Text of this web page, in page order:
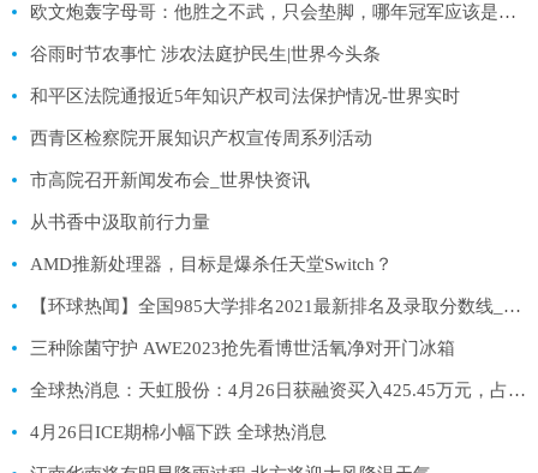
欧文炮轰字母哥：他胜之不武，只会垫脚，哪年冠军应该是我们的|天天热资讯
谷雨时节农事忙 涉农法庭护民生|世界今头条
和平区法院通报近5年知识产权司法保护情况-世界实时
西青区检察院开展知识产权宣传周系列活动
市高院召开新闻发布会_世界快资讯
从书香中汲取前行力量
AMD推新处理器，目标是爆杀任天堂Switch？
【环球热闻】全国985大学排名2021最新排名及录取分数线_校友会、软科、QS
三种除菌守护 AWE2023抢先看博世活氧净对开门冰箱
全球热消息：天虹股份：4月26日获融资买入425.45万元，占当日流入资金比例16.26%
4月26日ICE期棉小幅下跌 全球热消息